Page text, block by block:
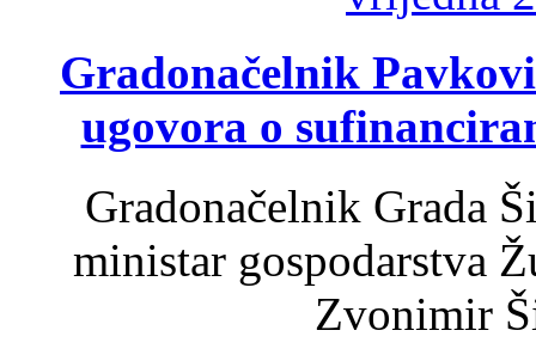
Gradonačelnik
ugovora o
Gradonačelnik Grada
ministar gospodarstva
Zvonimir